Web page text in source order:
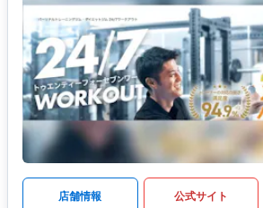
店舗情報 公式サイト